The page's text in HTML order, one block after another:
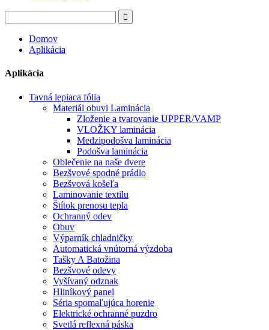
Domov
Aplikácia
Aplikácia
Tavná lepiaca fólia
Materiál obuvi Laminácia
Zloženie a tvarovanie UPPER/VAMP
VLOŽKY laminácia
Medzipodošva laminácia
Podošva laminácia
Oblečenie na naše dvere
Bezšvové spodné prádlo
Bezšvová košeľa
Laminovanie textilu
Štítok prenosu tepla
Ochranný odev
Obuv
Výparník chladničky
Automatická vnútorná výzdoba
Tašky A Batožina
Bezšvové odevy
Vyšívaný odznak
Hliníkový panel
Séria spomaľujúca horenie
Elektrické ochranné puzdro
Svetlá reflexná páska